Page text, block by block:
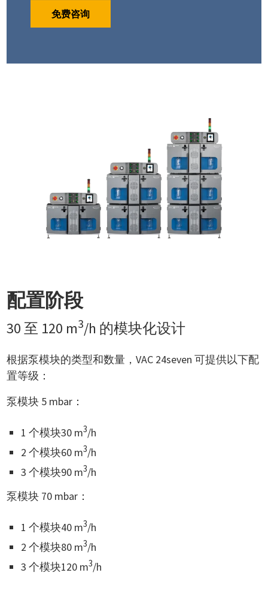
免费咨询
配置阶段
30 至 120 m3/h 的模块化设计
根据泵模块的类型和数量，VAC 24seven 可提供以下配
置等级：
泵模块 5 mbar：
1 个模块30 m3/h
2 个模块60 m3/h
3 个模块90 m3/h
泵模块 70 mbar：
1 个模块40 m3/h
2 个模块80 m3/h
3 个模块120 m3/h